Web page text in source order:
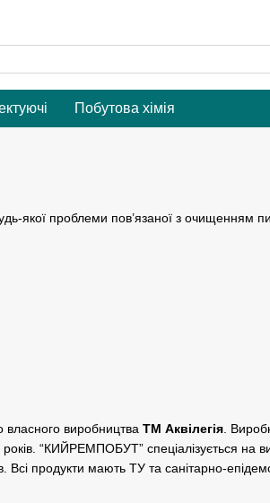
Побутова хімія
якої проблеми пов’язаної з очищенням
власного виробництва ТМ Аквілегія .
“КИЙРЕМПОБУТ” спеціалізується на
Всі продукти мають ТУ та санітарно-